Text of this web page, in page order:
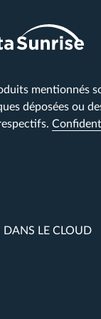
mentionnés
déposées ou
DANS LE CLOUD